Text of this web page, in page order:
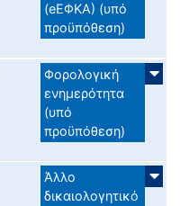
(eΕΦΚΑ) (υπό
προϋπόθεση)
Φορολογική
ενημερότητα
(υπό
προϋπόθεση)
Άλλο
δικαιολογητικό